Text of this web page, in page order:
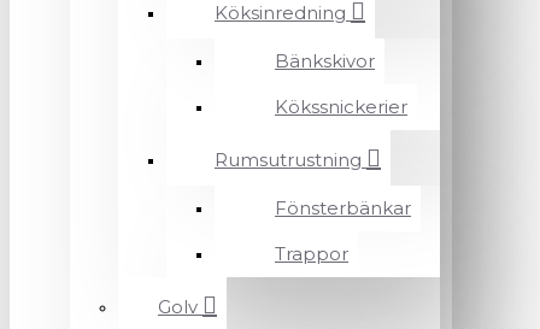
Köksinredning
Bänkskivor
Kökssnickerier
Rumsutrustning
Fönsterbänkar
Trappor
Golv